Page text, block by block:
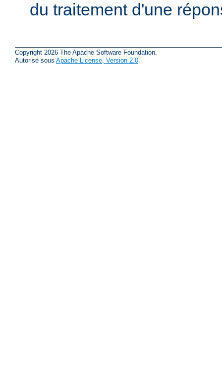
du traitement d'une
Copyright 2026 The Apache Software Foundation.
Autorisé sous Apache License, Version 2.0.